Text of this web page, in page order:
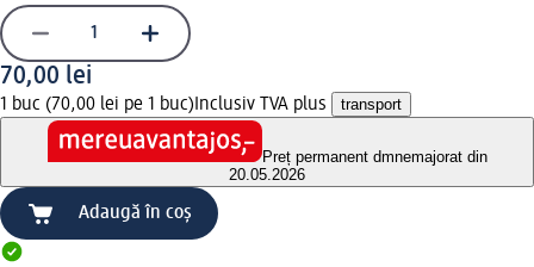
70,00 lei
1 buc (70,00 lei pe 1 buc) Inclusiv TVA plus transport
Preț permanent dmnemajorat din
20.05.2026
Adaugă în coș